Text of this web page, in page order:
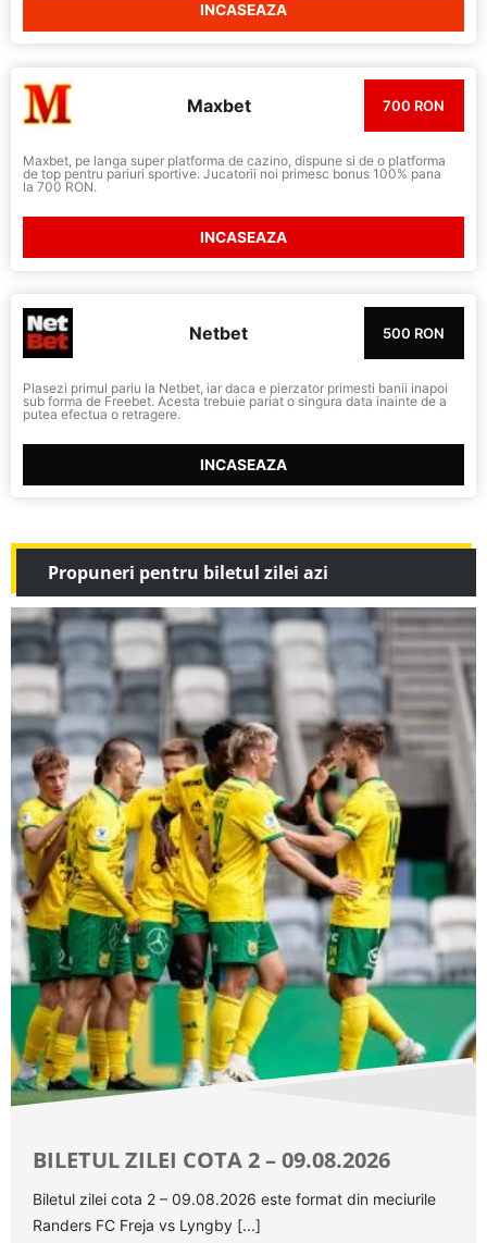
INCASEAZA
Maxbet 700 RON
Maxbet, pe langa super platforma de cazino, dispune si de o platforma
de top pentru pariuri sportive. Jucatorii noi primesc bonus 100% pana
la 700 RON.
INCASEAZA
Netbet 500 RON
Plasezi primul pariu la Netbet, iar daca e pierzator primesti banii inapoi
sub forma de Freebet. Acesta trebuie pariat o singura data inainte de a
putea efectua o retragere.
INCASEAZA
Propuneri pentru biletul zilei azi
BILETUL ZILEI COTA 2 – 09.08.2026
Biletul zilei cota 2 – 09.08.2026 este format din meciurile
Randers FC Freja vs Lyngby [...]